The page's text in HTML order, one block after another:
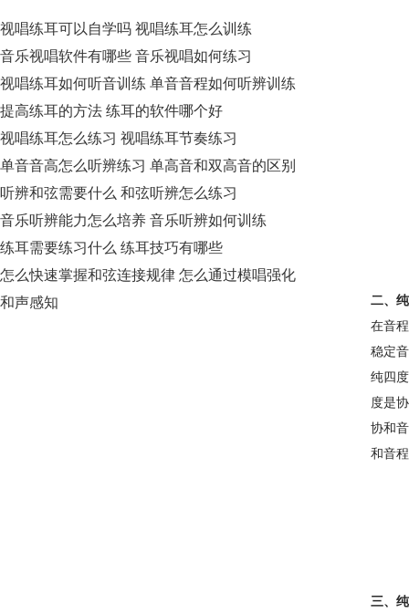
视唱练耳可以自学吗 视唱练耳怎么训练
音乐视唱软件有哪些 音乐视唱如何练习
视唱练耳如何听音训练 单音音程如何听辨训练
提高练耳的方法 练耳的软件哪个好
视唱练耳怎么练习 视唱练耳节奏练习
单音音高怎么听辨练习 单高音和双高音的区别
听辨和弦需要什么 和弦听辨怎么练习
音乐听辨能力怎么培养 音乐听辨如何训练
练耳需要练习什么 练耳技巧有哪些
怎么快速掌握和弦连接规律 怎么通过模唱强化
和声感知
二、
在音
稳定
纯四
度是
协和
和音
三、